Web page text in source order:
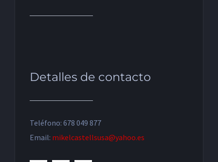
Detalles de contacto
Teléfono: 678 049 877
Email: mikelcastellsusa@yahoo.es